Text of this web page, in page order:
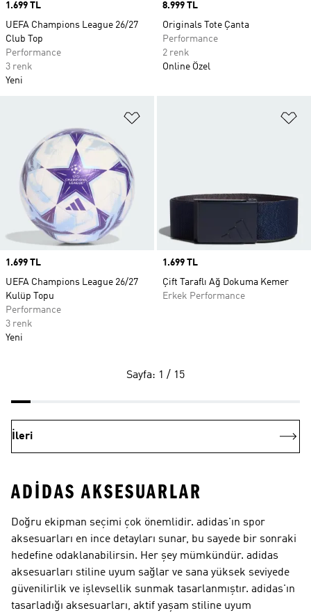
Price
1.699 TL
UEFA Champions League 26/27
Club Top
Performance
3 renk
Yeni
Price
8.999 TL
Originals Tote Çanta
Performance
2 renk
Online Özel
Price
1.699 TL
UEFA Champions League 26/27
Kulüp Topu
Performance
3 renk
Yeni
Price
1.699 TL
Çift Taraflı Ağ Dokuma Kemer
Erkek Performance
Sayfa: 1 / 15
İleri
ADIDAS AKSESUARLAR
Doğru ekipman seçimi çok önemlidir. adidas'ın spor
aksesuarları en ince detayları sunar, bu sayede bir sonraki
hedefine odaklanabilirsin. Her şey mümkündür. adidas
aksesuarları stiline uyum sağlar ve sana yüksek seviyede
güvenilirlik ve işlevsellik sunmak tasarlanmıştır. adidas'ın
tasarladığı aksesuarları, aktif yaşam stiline uyum